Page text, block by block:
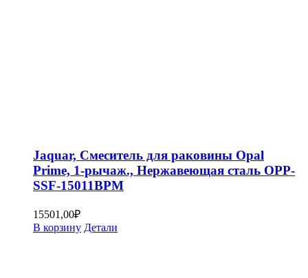
Jaquar, Смеситель для раковины Opal
Prime, 1-рычаж., Нержавеющая сталь OPP-
SSF-15011BPM
15501,00₽
В корзину Детали